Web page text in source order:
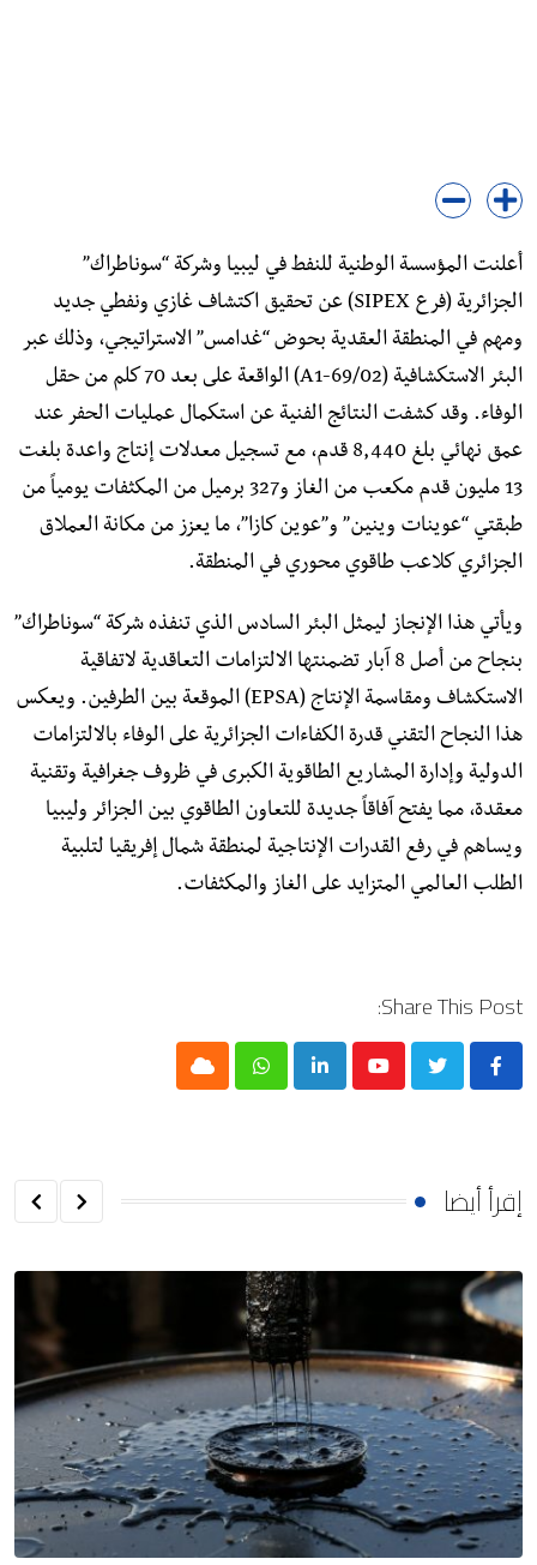
أعلنت المؤسسة الوطنية للنفط في ليبيا وشركة “سوناطراك”
الجزائرية (فرع SIPEX) عن تحقيق اكتشاف غازي ونفطي جديد
ومهم في المنطقة العقدية بحوض “غدامس” الاستراتيجي، وذلك عبر
البئر الاستكشافية (A1-69/02) الواقعة على بعد 70 كلم من حقل
الوفاء. وقد كشفت النتائج الفنية عن استكمال عمليات الحفر عند
عمق نهائي بلغ 8,440 قدم، مع تسجيل معدلات إنتاج واعدة بلغت
13 مليون قدم مكعب من الغاز و327 برميل من المكثفات يومياً من
طبقتي “عوينات وينين” و”عوين كازا”، ما يعزز من مكانة العملاق
الجزائري كلاعب طاقوي محوري في المنطقة.
​ويأتي هذا الإنجاز ليمثل البئر السادس الذي تنفذه شركة “سوناطراك”
بنجاح من أصل 8 آبار تضمنتها الالتزامات التعاقدية لاتفاقية
الاستكشاف ومقاسمة الإنتاج (EPSA) الموقعة بين الطرفين. ويعكس
هذا النجاح التقني قدرة الكفاءات الجزائرية على الوفاء بالالتزامات
الدولية وإدارة المشاريع الطاقوية الكبرى في ظروف جغرافية وتقنية
معقدة، مما يفتح آفاقاً جديدة للتعاون الطاقوي بين الجزائر وليبيا
ويساهم في رفع القدرات الإنتاجية لمنطقة شمال إفريقيا لتلبية
الطلب العالمي المتزايد على الغاز والمكثفات.
Share This Post:
Youtube
LinkedIn
Whatsapp
Cloud
إقرأ أيضا